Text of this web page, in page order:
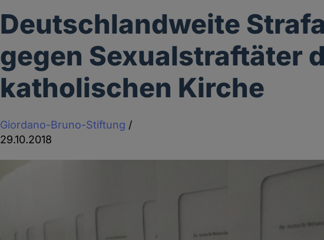
Deutschlandweite
gegen Sexualstraftäter
katholischen Kirche
Giordano-Bruno-Stiftung /
29.10.2018